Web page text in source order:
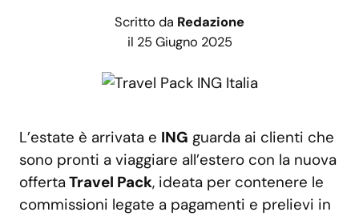
Scritto da Redazione
il 25 Giugno 2025
L’estate è arrivata e ING guarda ai clienti che
sono pronti a viaggiare all’estero con la nuova
offerta Travel Pack, ideata per contenere le
commissioni legate a pagamenti e prelievi in